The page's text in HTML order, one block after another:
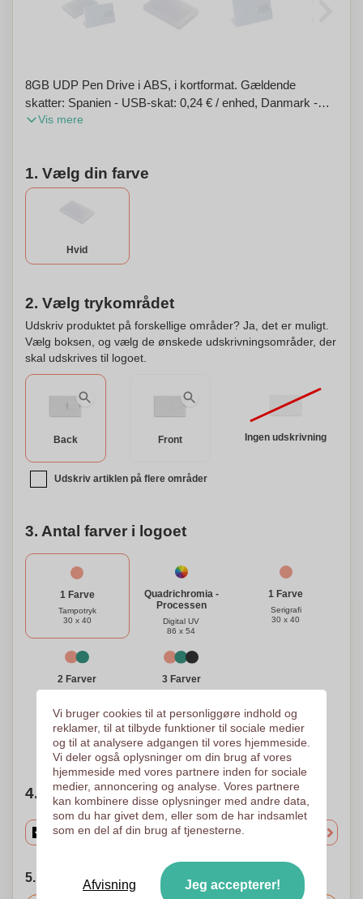
8GB UDP Pen Drive i ABS, i kortformat. Gældende
skatter: Spanien - USB-skat: 0,24 € / enhed, Danmark -
Copydan skat: 5,81 DKK / enh., Kroatien - Hver USB-
Vis mere
1. Vælg din farve
Hvid
2. Vælg trykområdet
Udskriv produktet på forskellige områder? Ja, det er muligt.
Vælg boksen, og vælg de ønskede udskrivningsområder, der
skal udskrives til logoet.
Back Front Ingen udskrivning
Udskriv artiklen på flere områder
3. Antal farver i logoet
1 Farve
Tampotryk
30 x 40
Quadrichromia -
Processen
Digital UV
86 x 54
1 Farve
Serigrafi
30 x 40
2 Farver 3 Farver
Brug for hjælp?Hjælp mig med at vælge
4. Vælg mængden
5. Vælg forsendelsesdato
Vi bruger cookies til at personliggøre indhold og
reklamer, til at tilbyde funktioner til sociale medier
og til at analysere adgangen til vores hjemmeside.
Vi deler også oplysninger om din brug af vores
hjemmeside med vores partnere inden for sociale
medier, annoncering og analyse. Vores partnere
kan kombinere disse oplysninger med andre data,
som du har givet dem, eller som de har indsamlet
som en del af din brug af tjenesterne.
Afvisning Jeg accepterer!